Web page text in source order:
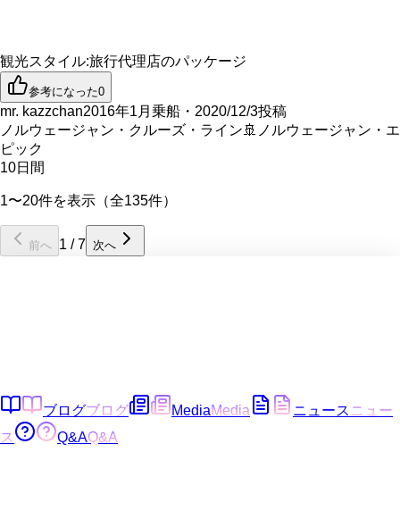
観光スタイル:旅行代理店のパッケージ
参考になった0
mr. kazzchan2016年1月乗船・2020/12/3投稿
ノルウェージャン・クルーズ・ライン 🚢 ノルウェージャン・エ
ピック
10日間
1〜20件を表示（全135件）
前へ 1 /7 次へ
ブログブログ MediaMedia ニュース ニュー
ス
Q&AQ&A